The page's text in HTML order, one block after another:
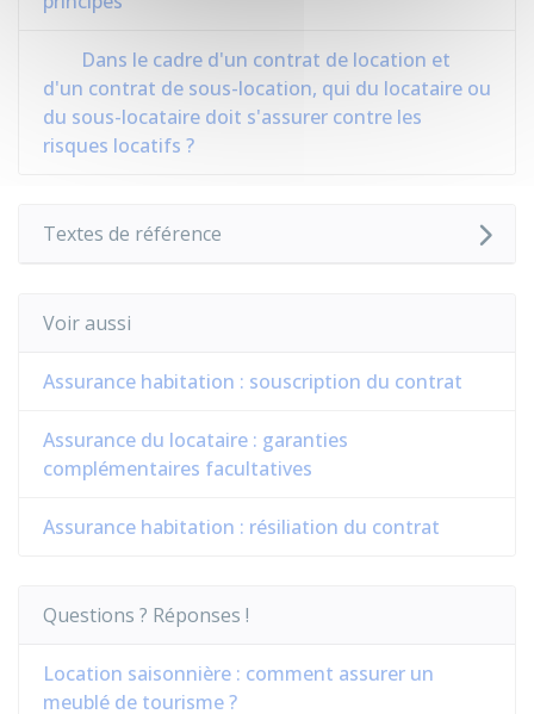
Dans le cadre d'un contrat de location et
d'un contrat de sous-location, qui du locataire ou
du sous-locataire doit s'assurer contre les
risques locatifs ?
Textes de référence
Voir aussi
Assurance habitation : souscription du contrat
Assurance du locataire : garanties
complémentaires facultatives
Assurance habitation : résiliation du contrat
Questions ? Réponses !
Location saisonnière : comment assurer un
meublé de tourisme ?